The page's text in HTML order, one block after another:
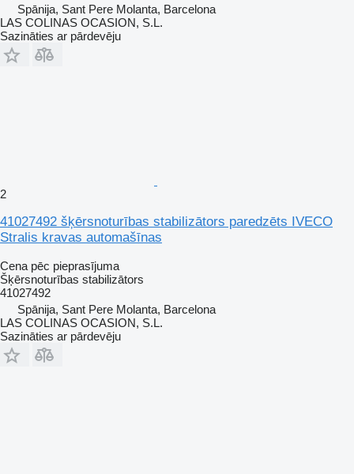
Spānija, Sant Pere Molanta, Barcelona
LAS COLINAS OCASION, S.L.
Sazināties ar pārdevēju
2
41027492 šķērsnoturības stabilizātors paredzēts IVECO
Stralis kravas automašīnas
Cena pēc pieprasījuma
Šķērsnoturības stabilizātors
41027492
Spānija, Sant Pere Molanta, Barcelona
LAS COLINAS OCASION, S.L.
Sazināties ar pārdevēju